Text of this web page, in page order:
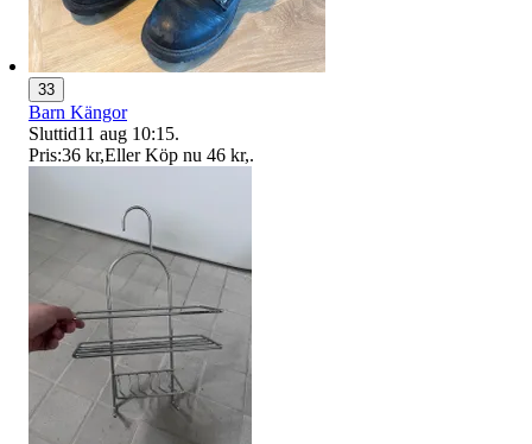
33
Barn Kängor
Sluttid11 aug 10:15.
Pris:36 kr,Eller Köp nu 46 kr,.